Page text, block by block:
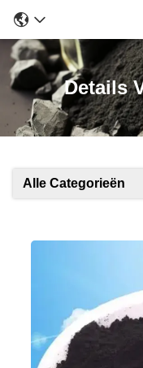
Details
Alle Categorieën